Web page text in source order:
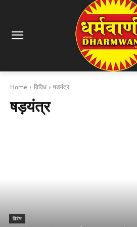
Home विविध षड़यंत्र
षड़यंत्र
विशेष